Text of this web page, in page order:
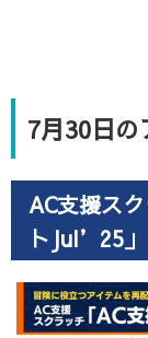
7月30日
AC支援ス
トJul’25」